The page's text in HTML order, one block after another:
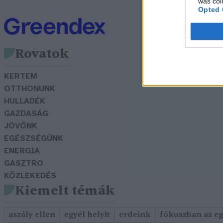
Opted
Rovatok
KERTEM
OTTHONUNK
HULLADÉK
GAZDASÁG
JÖVŐNK
EGÉSZSÉGÜNK
ENERGIA
GASZTRO
KÖZLEKEDÉS
Kiemelt témák
aszály ellen egyél helyit erdeink fókuszban az